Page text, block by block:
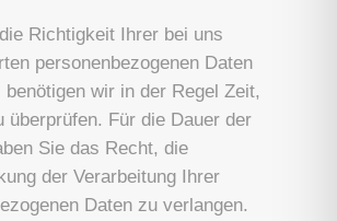
Richtigkeit Ihrer bei uns
personenbezogenen Daten
benötigen wir in der Regel Zeit,
überprüfen. Für die Dauer der
Sie das Recht, die
der Verarbeitung Ihrer
Daten zu verlangen.